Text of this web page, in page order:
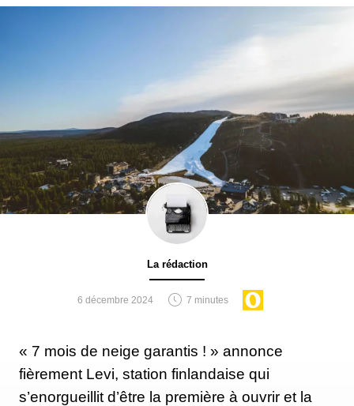
La rédaction
6 décembre 2024 7 minutes
« 7 mois de neige garantis ! » annonce
fièrement Levi, station finlandaise qui
s’enorgueillit d’être la première à ouvrir et la